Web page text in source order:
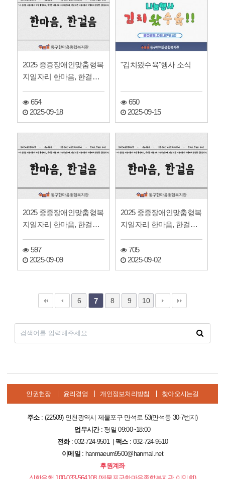
2025 중증장애인맞춤형복
지일자리 한마음, 한걸음
654
2025-09-18
"김치왔수육"행사 소식
650
2025-09-15
2025 중증장애인맞춤형복
지일자리 한마음, 한걸음
597
2025-09-09
2025 중증장애인맞춤형복
지일자리 한마음, 한걸음
705
2025-09-02
6 7 8 9 10
인권헌장 윤리경영 개인정보처리방침 찾아오시는길
주소: (22509) 인천광역시 제물포구 만석로 53(만석동 30-7번지)
업무시간: 평일 09:00~18:00
전화: 032-724-9501 |팩스: 032-724-9510
이메일 : hanmaeum9500@hanmail.net
후원계좌